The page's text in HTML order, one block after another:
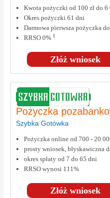
Złóż wniosek
Kwota pożyczki od 100 zł do 6
Okres pożyczki 61 dni
Darmowa pierwsza pożyczka
RRSO 0% 1
Pożyczka
Szybka Gotówka
Złóż wniosek
Pożyczka online od 700 - 20
prosty wniosek, błyskawiczna
okres spłaty od 7 do 65 dni
RRSO wynosi 111%